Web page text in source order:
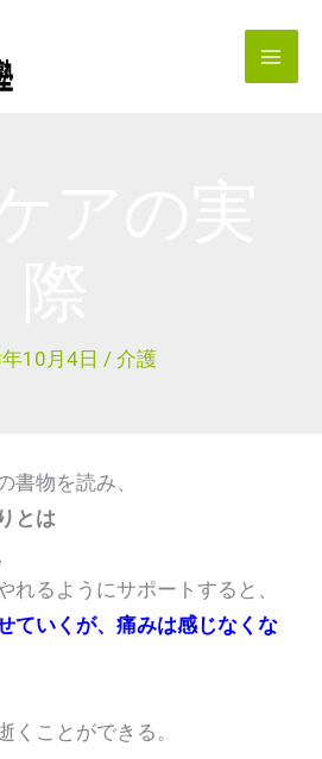
10月4日 / 介護
書物を読み、
とは
るようにサポートすると、
ていくが、痛みは感じなくな
ことができる。